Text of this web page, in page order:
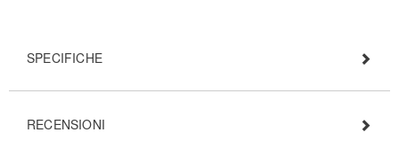
SPECIFICHE
RECENSIONI